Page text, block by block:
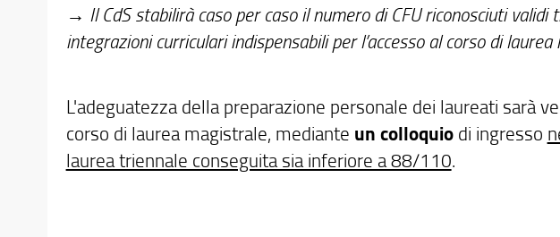
→ Il CdS stabilirà caso per caso il numero di CFU riconosciuti validi
integrazioni curriculari indispensabili per l’accesso al corso di
L'adeguatezza della preparazione personale dei laureati sarà
corso di laurea magistrale, mediante un colloquiodi ingresso
laurea triennale conseguita sia inferiore a 88/110.